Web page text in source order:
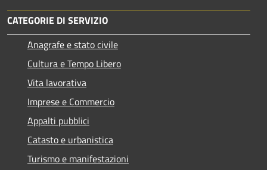
CATEGORIE DI SERVIZIO
Anagrafe e stato civile
Cultura e Tempo Libero
Vita lavorativa
Imprese e Commercio
Appalti pubblici
Catasto e urbanistica
Turismo e manifestazioni